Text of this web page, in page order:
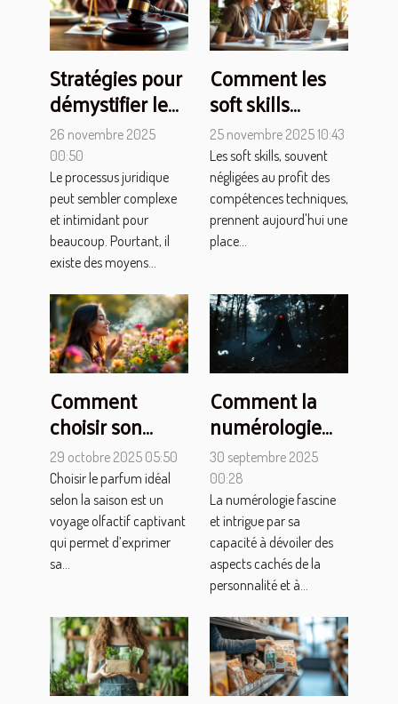
Stratégies pour
démystifier le
processus
juridique
26 novembre 2025
00:50
Le processus juridique
peut sembler complexe
et intimidant pour
beaucoup. Pourtant, il
existe des moyens...
Comment les
soft skills
transforment
les milieux
professionnels
25 novembre 2025 10:43
Les soft skills, souvent
négligées au profit des
compétences techniques,
prennent aujourd'hui une
place...
Comment
choisir son
parfum idéal
pour chaque
saison ?
29 octobre 2025 05:50
Choisir le parfum idéal
selon la saison est un
voyage olfactif captivant
qui permet d’exprimer
sa...
Comment la
numérologie
influence-t-elle
votre parcours
de vie ?
30 septembre 2025
00:28
La numérologie fascine
et intrigue par sa
capacité à dévoiler des
aspects cachés de la
personnalité et à...